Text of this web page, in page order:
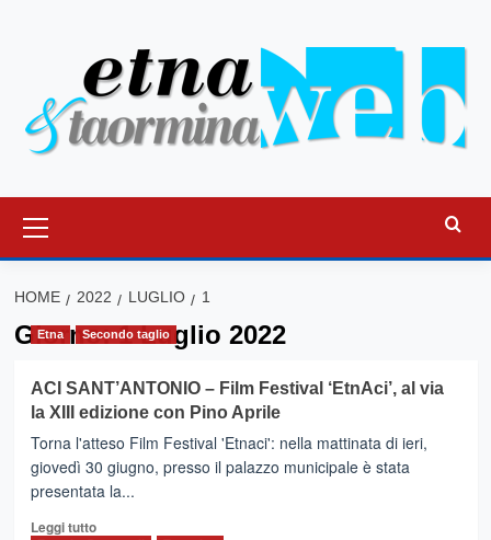
principale
HOME 2022 LUGLIO 1
Giorno:1 Luglio 2022
Etna Secondo taglio
ACI SANT’ANTONIO – Film Festival ‘EtnAci’, al via
la XIII edizione con Pino Aprile
Torna l'atteso Film Festival 'Etnaci': nella mattinata di ieri,
giovedì 30 giugno, presso il palazzo municipale è stata
presentata la...
Leggi tuttoLeggi